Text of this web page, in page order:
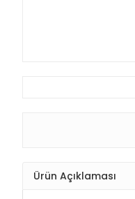
Ürün Açıklaması